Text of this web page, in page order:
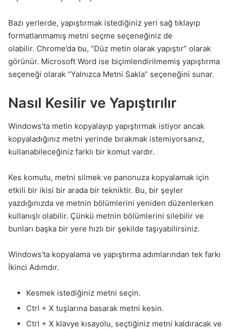
Bazı yerlerde, yapıştırmak istediğiniz yeri sağ tıklayıp
formatlanmamış metni seçme seçeneğiniz de
olabilir. Chrome’da bu, “Düz metin olarak yapıştır” olarak
görünür. Microsoft Word ise biçimlendirilmemiş yapıştırma
seçeneği olarak “Yalnızca Metni Sakla” seçeneğini sunar.
Nasıl Kesilir ve Yapıştırılır
Windows’ta metin kopyalayıp yapıştırmak istiyor ancak
kopyaladığınız metni yerinde bırakmak istemiyorsanız,
kullanabileceğiniz farklı bir komut vardır.
Kes komutu, metni silmek ve panonuza kopyalamak için
etkili bir ikisi bir arada bir tekniktir. Bu, bir şeyler
yazdığınızda ve metnin bölümlerini yeniden düzenlerken
kullanışlı olabilir. Çünkü metnin bölümlerini silebilir ve
bunları başka bir yere hızlı bir şekilde taşıyabilirsiniz.
Windows’ta kopyalama ve yapıştırma adımlarından tek farkı
İkinci Adımdır.
Kesmek istediğiniz metni seçin.
Ctrl + X tuşlarına basarak metni kesin.
Ctrl + X klavye kısayolu, seçtiğiniz metni kaldıracak ve